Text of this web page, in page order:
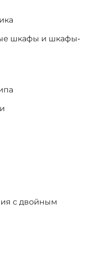
столовые
на город
A
шкафы и шкафы-
с двойным